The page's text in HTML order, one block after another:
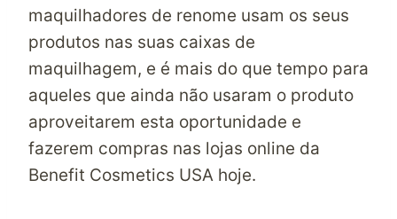
maquilhadores de renome usam os seus
produtos nas suas caixas de
maquilhagem, e é mais do que tempo para
aqueles que ainda não usaram o produto
aproveitarem esta oportunidade e
fazerem compras nas lojas online da
Benefit Cosmetics USA hoje.